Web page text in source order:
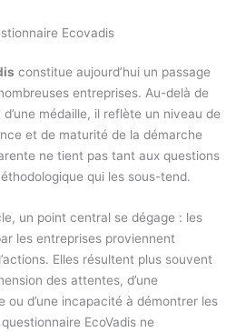
Ecovadis
constitue aujourd’hui un passage
entreprises. Au-delà de
d’une médaille, il reflète un niveau de
et de maturité de la démarche
ne tient pas tant aux questions
qui les sous-tend.
un point central se dégage : les
les entreprises proviennent
Elles résultent plus souvent
des attentes, d’une
d’une incapacité à démontrer les
EcoVadis ne